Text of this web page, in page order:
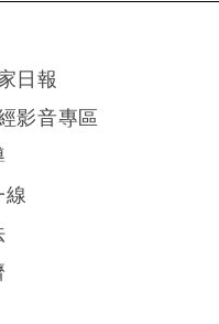
日報
影音專區
線